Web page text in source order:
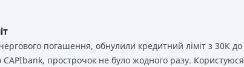
погашення, обнулили кредитний ліміт з 30К до
прострочок не було жодного разу. Користуюся